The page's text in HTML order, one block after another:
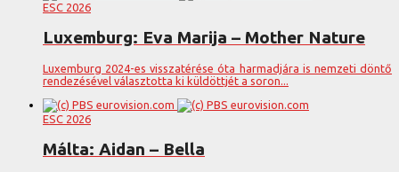
ESC 2026
Luxemburg: Eva Marija – Mother Nature
Luxemburg 2024-es visszatérése óta harmadjára is nemzeti döntő
rendezésével választotta ki küldöttjét a soron...
ESC 2026
Málta: Aidan – Bella